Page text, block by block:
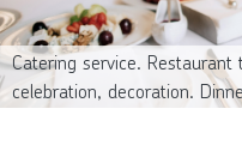
Catering service.
celebration, decoration.